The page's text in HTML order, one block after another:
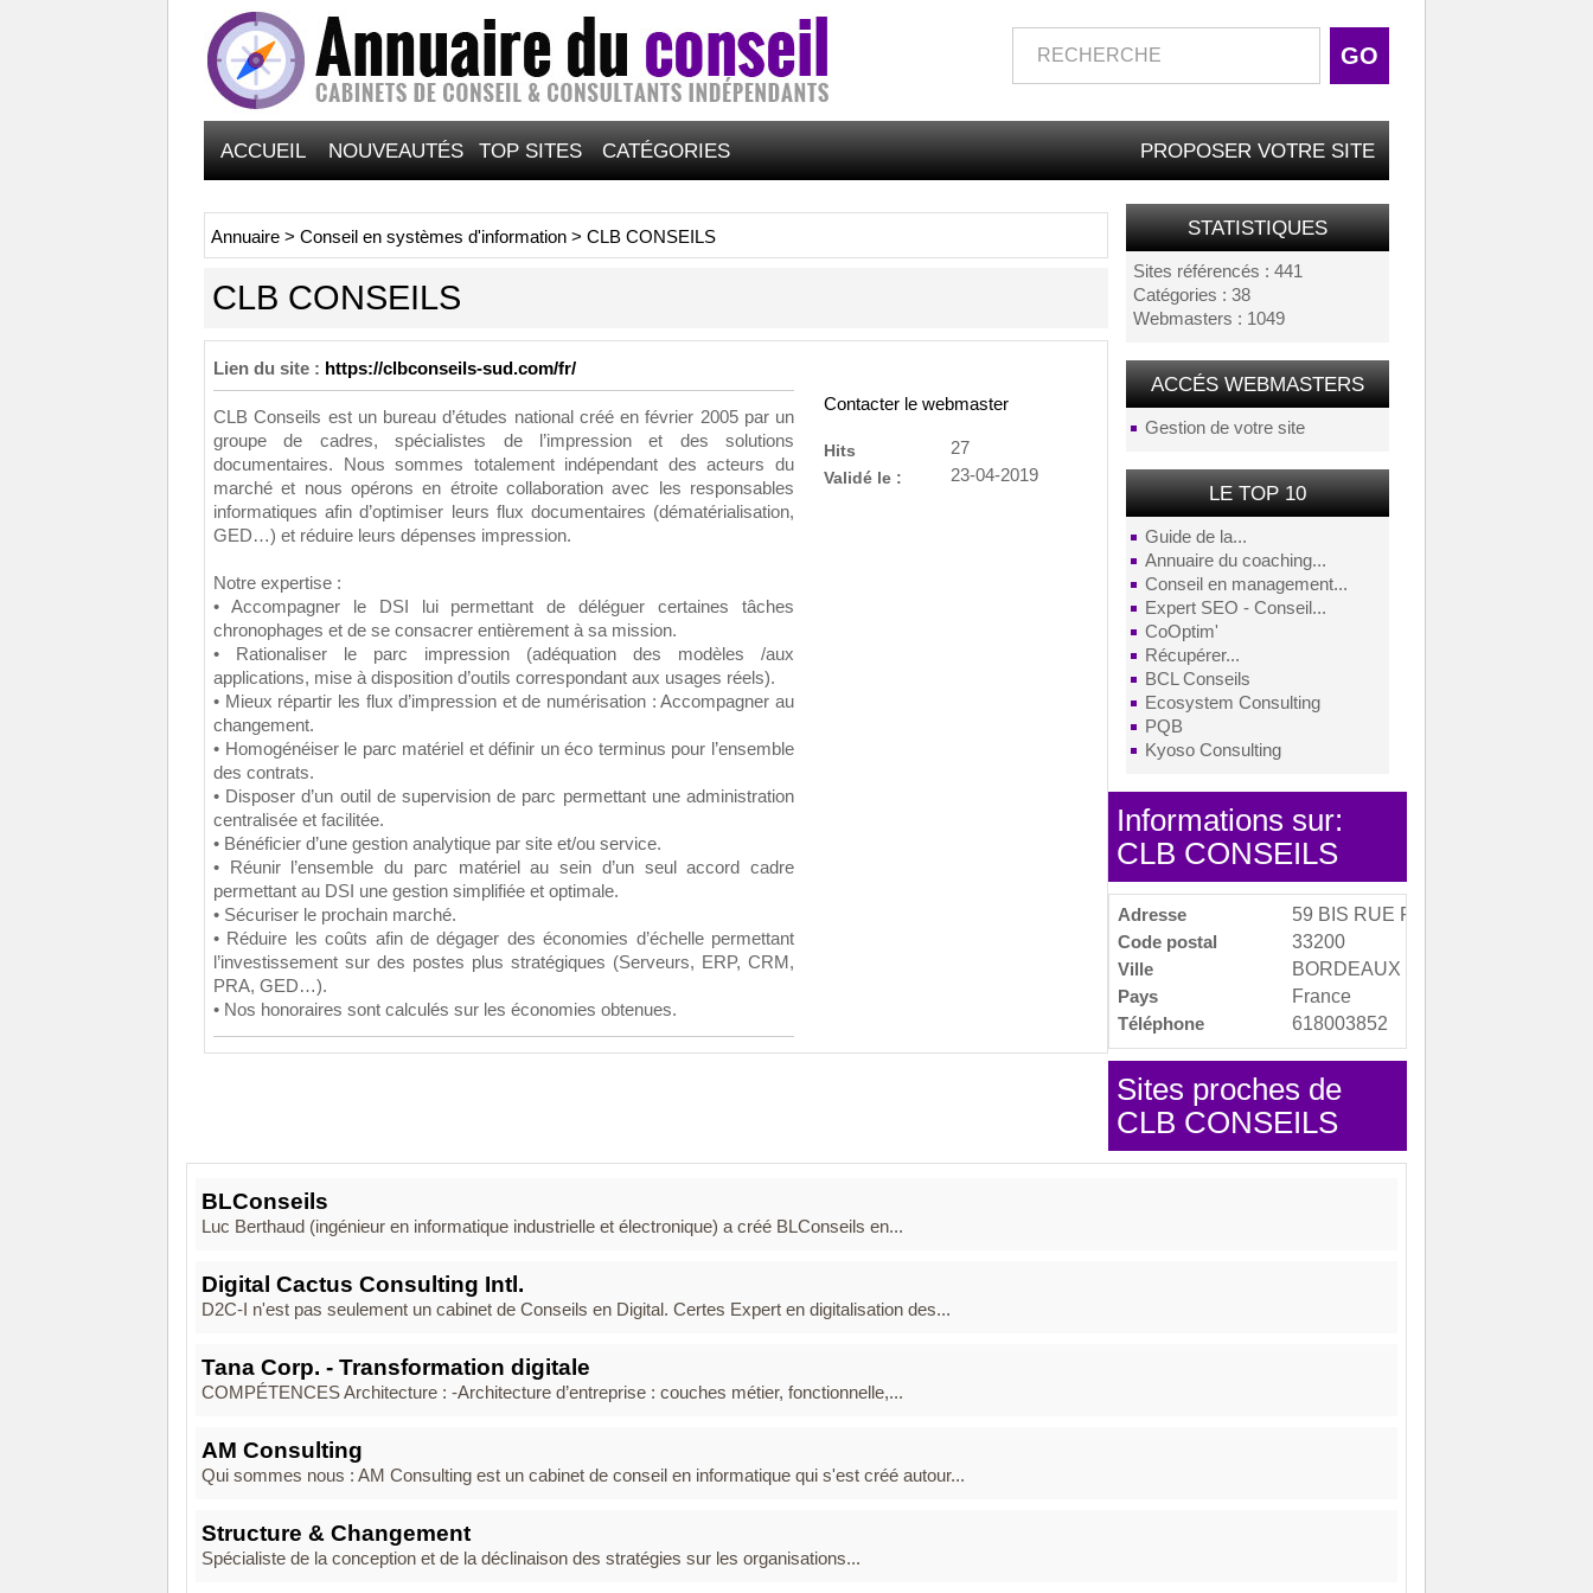
ACCUEIL NOUVEAUTÉS TOP SITES CATÉGORIES PROPOSER VOTRE SITE
STATISTIQUES
Sites référencés : 441
Catégories : 38
Webmasters : 1049
ACCÉS WEBMASTERS
Gestion de votre site
LE TOP 10
Guide de la...
Annuaire du coaching...
Conseil en management...
Expert SEO - Conseil...
CoOptim'
Récupérer...
BCL Conseils
Ecosystem Consulting
PQB
Kyoso Consulting
Annuaire > Conseil en systèmes d'information > CLB CONSEILS
CLB CONSEILS
Lien du site : https://clbconseils-sud.com/fr/
CLB Conseils est un bureau d’études national créé en février 2005 par un
groupe de cadres, spécialistes de l’impression et des solutions
documentaires. Nous sommes totalement indépendant des acteurs du
marché et nous opérons en étroite collaboration avec les responsables
informatiques afin d’optimiser leurs flux documentaires (dématérialisation,
GED…) et réduire leurs dépenses impression.
Notre expertise :
• Accompagner le DSI lui permettant de déléguer certaines tâches
chronophages et de se consacrer entièrement à sa mission.
• Rationaliser le parc impression (adéquation des modèles /aux
applications, mise à disposition d’outils correspondant aux usages réels).
• Mieux répartir les flux d’impression et de numérisation : Accompagner au
changement.
• Homogénéiser le parc matériel et définir un éco terminus pour l’ensemble
des contrats.
• Disposer d’un outil de supervision de parc permettant une administration
centralisée et facilitée.
• Bénéficier d’une gestion analytique par site et/ou service.
• Réunir l’ensemble du parc matériel au sein d’un seul accord cadre
permettant au DSI une gestion simplifiée et optimale.
• Sécuriser le prochain marché.
• Réduire les coûts afin de dégager des économies d’échelle permettant
l’investissement sur des postes plus stratégiques (Serveurs, ERP, CRM,
PRA, GED…).
• Nos honoraires sont calculés sur les économies obtenues.
Contacter le webmaster
Hits
27
Validé le :
23-04-2019
Informations sur:
CLB CONSEILS
Adresse
59 BIS RUE PERINOT
Code postal
33200
Ville
BORDEAUX
Pays
France
Téléphone
618003852
Sites proches de
CLB CONSEILS
BLConseils
Luc Berthaud (ingénieur en informatique industrielle et électronique) a créé BLConseils en...
Digital Cactus Consulting Intl.
D2C-I n'est pas seulement un cabinet de Conseils en Digital. Certes Expert en digitalisation des...
Tana Corp. - Transformation digitale
COMPÉTENCES Architecture : -Architecture d’entreprise : couches métier, fonctionnelle,...
AM Consulting
Qui sommes nous : AM Consulting est un cabinet de conseil en informatique qui s'est créé autour...
Structure & Changement
Spécialiste de la conception et de la déclinaison des stratégies sur les organisations...